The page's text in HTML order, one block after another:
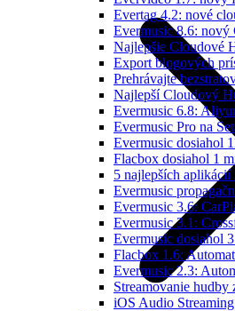
Evertag 4.2: nové
Evermusic 8.6: nový
Najlepšie Cloudové
Export blogových
Prehrávajte
Najlepší Cloudový
Evermusic 6.8:
Evermusic Pro na
Evermusic dosiahol
Flacbox dosiahol 1
5 najlepších
Evermusic
Evermusic 3.6:
Evermusic 3.1:
Evermusic dosiahol
Flacbox 1.6:
Evermusic 2.3:
Streamovanie hudby
iOS Audio